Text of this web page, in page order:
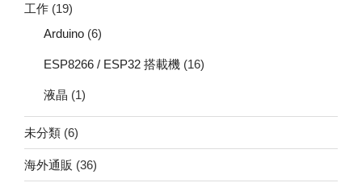
工作 (19)
Arduino (6)
ESP8266 / ESP32 搭載機 (16)
液晶 (1)
未分類 (6)
海外通販 (36)